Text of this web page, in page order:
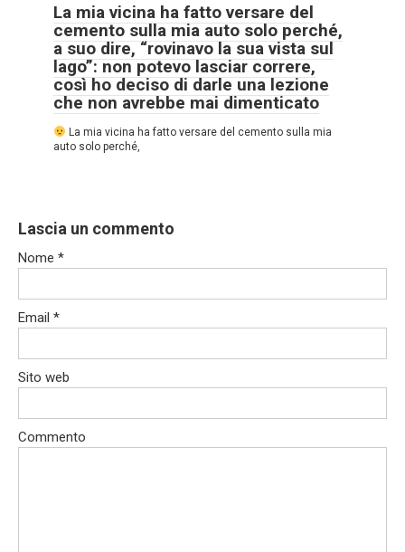
La mia vicina ha fatto versare del
cemento sulla mia auto solo perché,
a suo dire, “rovinavo la sua vista sul
lago”: non potevo lasciar correre,
così ho deciso di darle una lezione
che non avrebbe mai dimenticato
La mia vicina ha fatto versare del cemento sulla mia
auto solo perché,
Lascia un commento
Nome *
Email *
Sito web
Commento